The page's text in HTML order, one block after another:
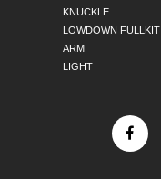
KNUCKLE
LOWDOWN FULLKIT
ARM
LIGHT